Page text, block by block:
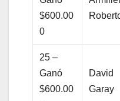
$600.00
0
25 –
Ganó
$600.00
David
Garay